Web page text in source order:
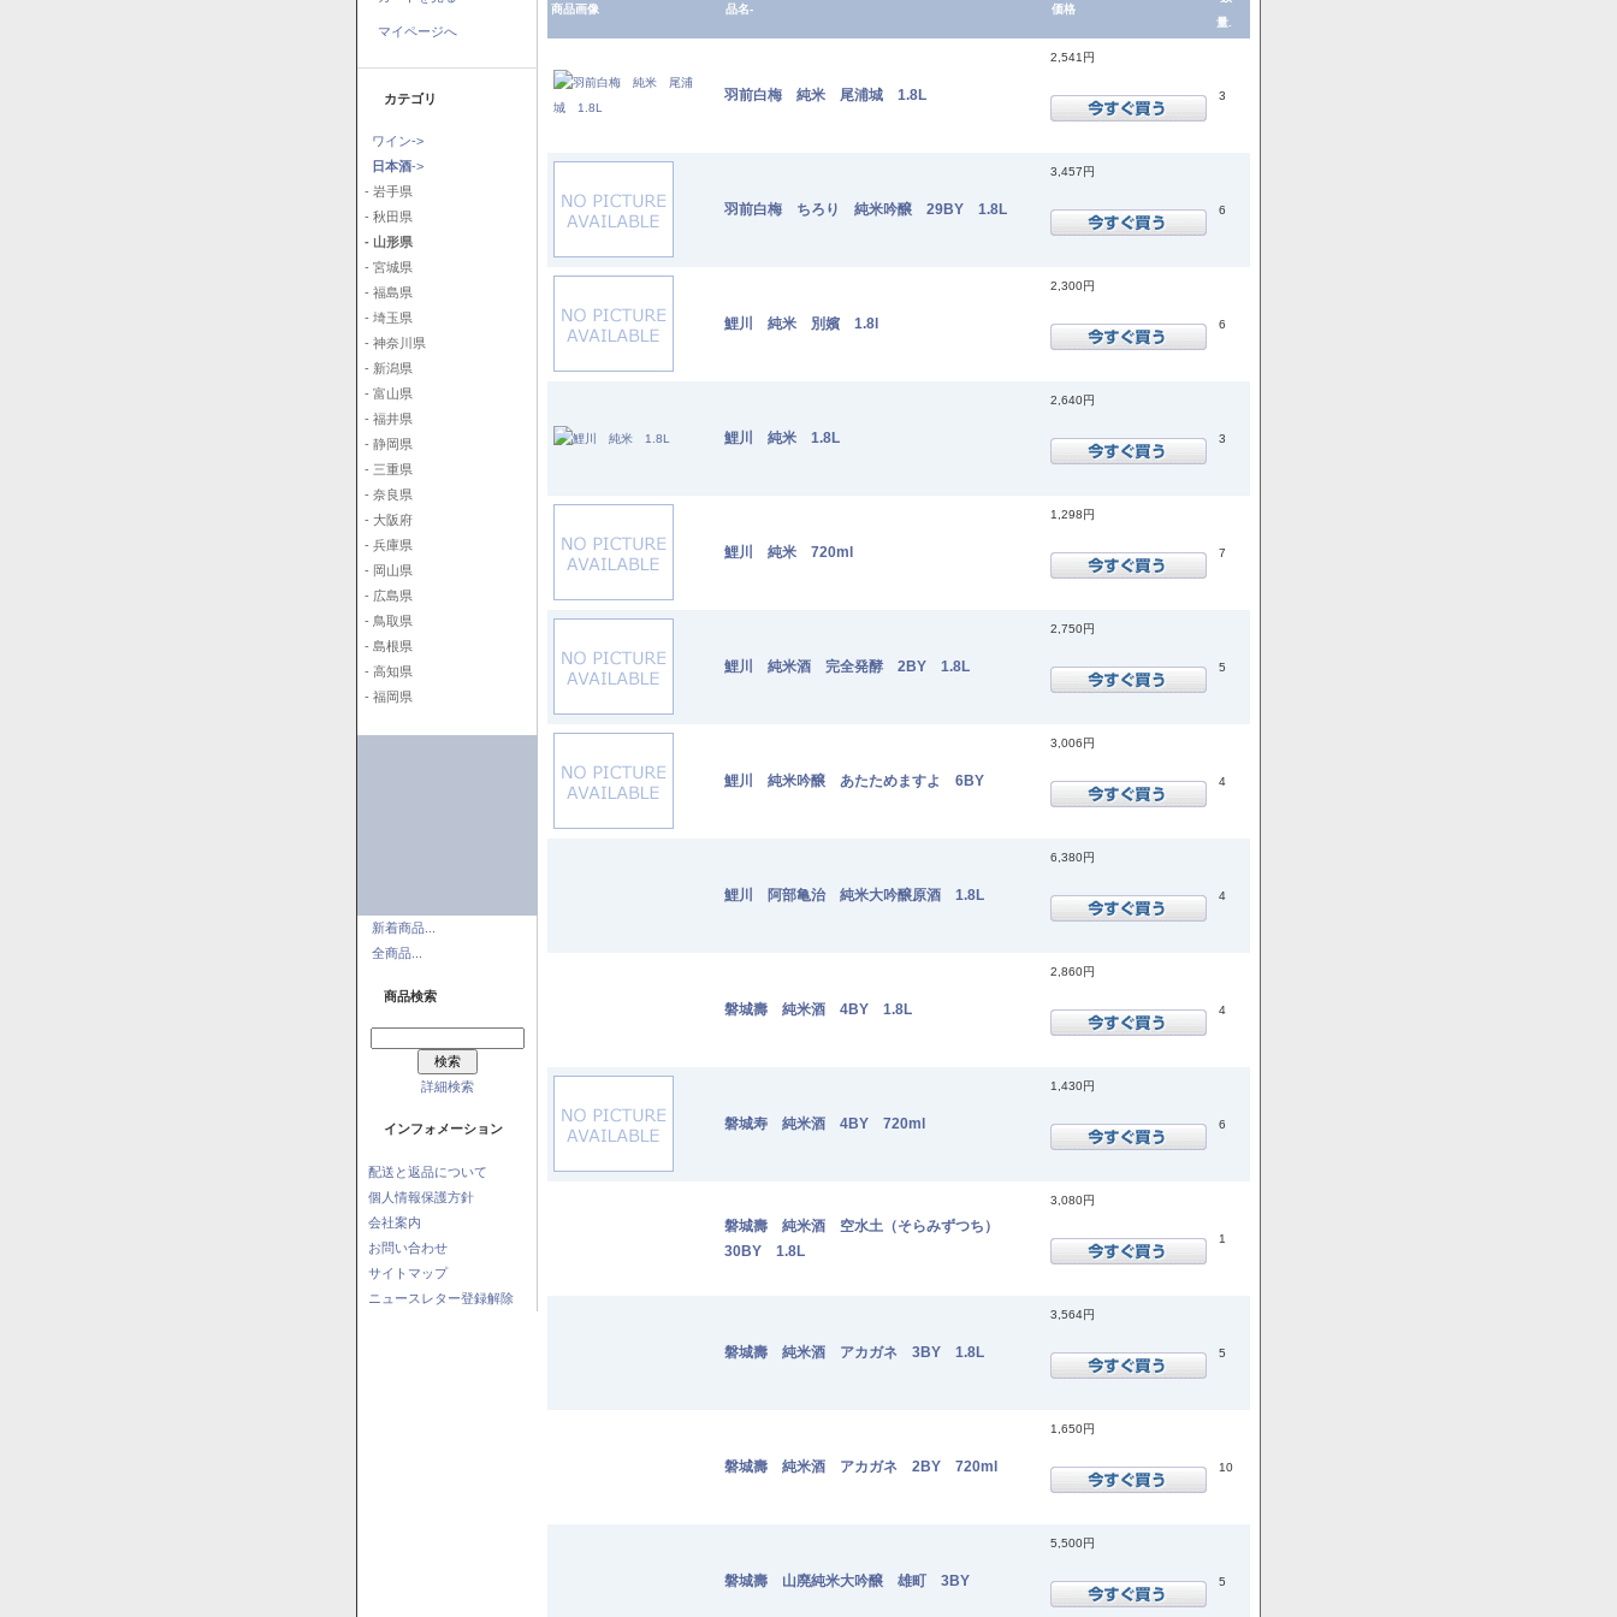
マイページへ
カテゴリ
ワイン->
日本酒->
- 岩手県
- 秋田県
- 山形県
- 宮城県
- 福島県
- 埼玉県
- 神奈川県
- 新潟県
- 富山県
- 福井県
- 静岡県
- 三重県
- 奈良県
- 大阪府
- 兵庫県
- 岡山県
- 広島県
- 鳥取県
- 島根県
- 高知県
- 福岡県
新着商品...
全商品...
商品検索
詳細検索
インフォメーション
配送と返品について
個人情報保護方針
会社案内
お問い合わせ
サイトマップ
ニュースレター登録解除
商品画像 品名- 価格
量.
羽前白梅 純米 尾浦城 1.8L
2,541円
3
羽前白梅 ちろり 純米吟醸 29BY 1.8L
3,457円
6
鯉川 純米 別嬪 1.8l
2,300円
6
鯉川 純米 1.8L
2,640円
3
鯉川 純米 720ml
1,298円
7
鯉川 純米酒 完全発酵 2BY 1.8L
2,750円
5
鯉川 純米吟醸 あたためますよ 6BY
3,006円
4
鯉川 阿部亀治 純米大吟醸原酒 1.8L
6,380円
4
磐城壽 純米酒 4BY 1.8L
2,860円
4
磐城寿 純米酒 4BY 720ml
1,430円
6
磐城壽 純米酒 空水土（そらみずつち）
30BY 1.8L
3,080円
1
磐城壽 純米酒 アカガネ 3BY 1.8L
3,564円
5
磐城壽 純米酒 アカガネ 2BY 720ml
1,650円
10
磐城壽 山廃純米大吟醸 雄町 3BY
5,500円
5